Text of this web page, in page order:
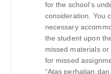
for the school’s
consideration. You
necessary
the student upon
missed materials
for missed
“Atas perhatian